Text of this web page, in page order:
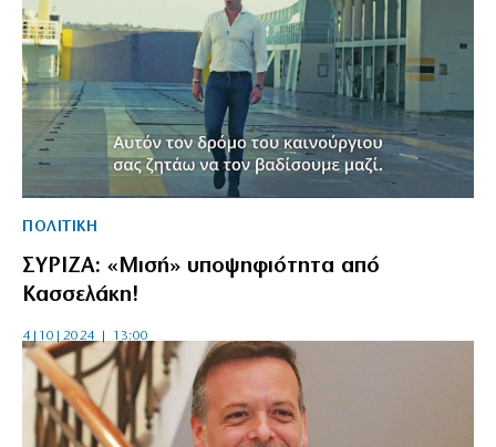
ΠΟΛΙΤΙΚΗ
ΣΥΡΙΖΑ: «Μισή» υποψηφιότητα από
Κασσελάκη!
4|10|2024 | 13:00